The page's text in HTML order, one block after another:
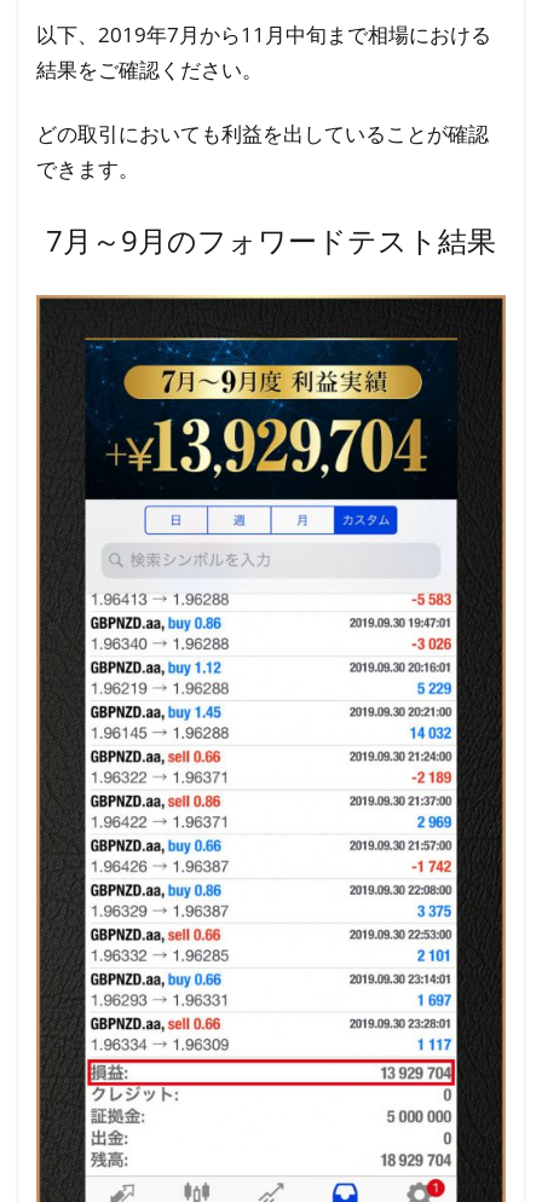
以下、2019年7月から11月中旬まで相場における
結果をご確認ください。
どの取引においても利益を出していることが確認
できます。
7月～9月のフォワードテスト結果